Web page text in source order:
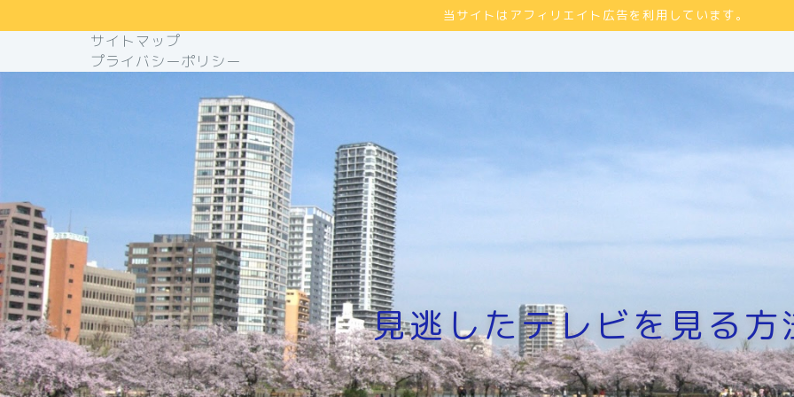
当サイトはアフィリエイト広告を利用しています。
サイトマップ
プライバシーポリシー
見逃したテレビを見る方